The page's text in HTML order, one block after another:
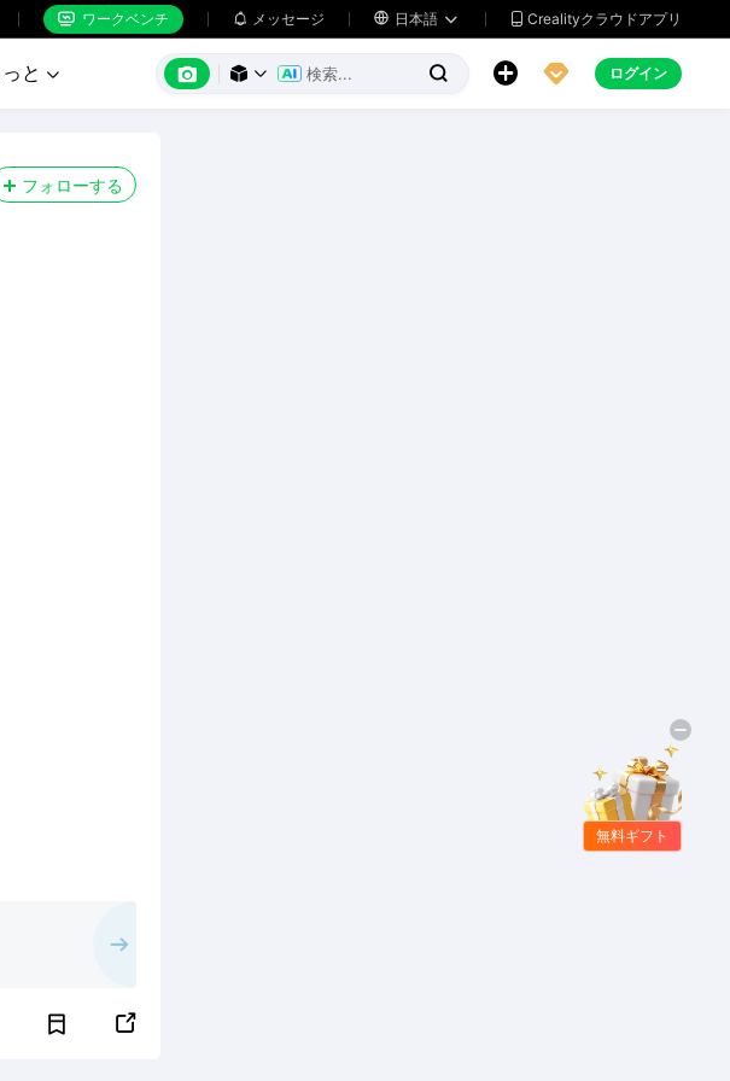
 ワークベンチ  メッセージ  日本語   Crealityクラウドアプリ
と        ログイン
フォローする

無料ギフト